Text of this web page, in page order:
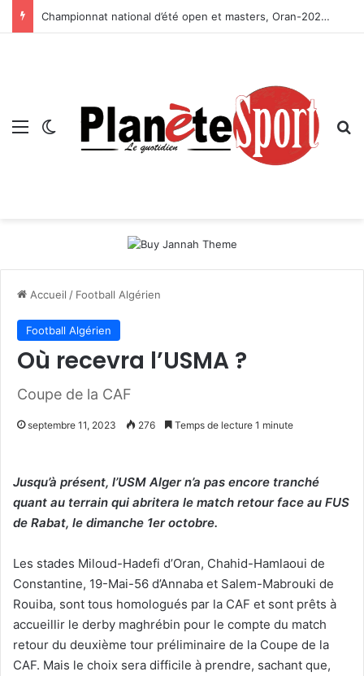
Championnat national d’été open et masters, Oran-2026 — Le CRB s’adjuge le titre
Menu Switch skin
Accueil / Football Algérien
Football Algérien
Où recevra l’USMA ?
Coupe de la CAF
septembre 11, 2023 276 Temps de lecture 1 minute
Jusqu’à présent, l’USM Alger n’a pas encore tranché
quant au terrain qui abritera le match retour face au FUS
de Rabat, le dimanche 1er octobre.
Les stades Miloud-Hadefi d’Oran, Chahid-Hamlaoui de
Constantine, 19-Mai-56 d’Annaba et Salem-Mabrouki de
Rouiba, sont tous homologués par la CAF et sont prêts à
accueillir le derby maghrébin pour le compte du match
retour du deuxième tour préliminaire de la Coupe de la
CAF. Mais le choix sera difficile à prendre, sachant que,